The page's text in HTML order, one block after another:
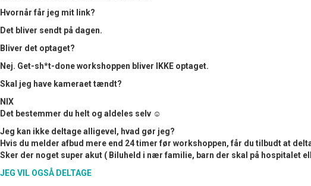
Hvornår får jeg mit link?
Det bliver sendt på dagen.
Bliver det optaget?
Nej. Get-sh*t-done workshoppen bliver IKKE optaget.
Skal jeg have kameraet tændt?
NIX
Det bestemmer du helt og aldeles selv ☺︎
Jeg kan ikke deltage alligevel, hvad gør jeg?
Hvis du melder afbud mere end 24 timer før workshoppen, får du tilbudt at
Sker der noget super akut ( Biluheld i nær familie, barn der skal på hospitalet
JEG VIL OGSÅ DELTAGE